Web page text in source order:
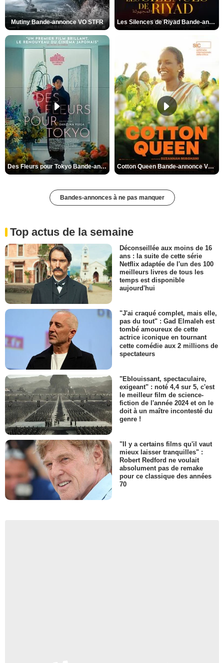
Mutiny Bande-annonce VO STFR Les Silences de Riyad Bande-annonce VO STFR
Des Fleurs pour Tokyo Bande-annonce VO STFR Cotton Queen Bande-annonce VO STFR
Bandes-annonces à ne pas manquer
Top actus de la semaine
Déconseillée aux moins de 16
ans : la suite de cette série
Netflix adaptée de l'un des 100
meilleurs livres de tous les
temps est disponible
aujourd'hui
"J'ai craqué complet, mais elle,
pas du tout" : Gad Elmaleh est
tombé amoureux de cette
actrice iconique en tournant
cette comédie aux 2 millions de
spectateurs
"Eblouissant, spectaculaire,
exigeant" : noté 4,4 sur 5, c'est
le meilleur film de science-
fiction de l'année 2024 et on le
doit à un maître incontesté du
genre !
"Il y a certains films qu'il vaut
mieux laisser tranquilles" :
Robert Redford ne voulait
absolument pas de remake
pour ce classique des années
70